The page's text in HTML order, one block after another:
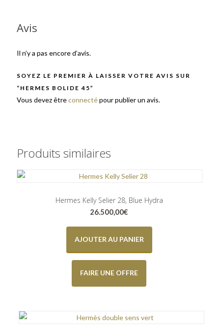
Avis
Il n’y a pas encore d’avis.
SOYEZ LE PREMIER À LAISSER VOTRE AVIS SUR
“HERMES BOLIDE 45”
Vous devez êtreconnectépour publier un avis.
Produits similaires
Hermes Kelly Selier 28, Blue Hydra
26.500,00€
AJOUTER AU PANIER
FAIRE UNE OFFRE